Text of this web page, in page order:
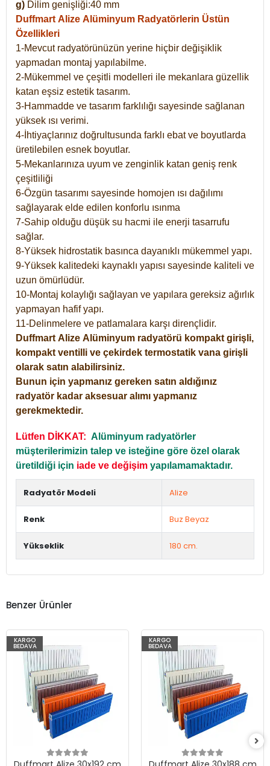
g) Dilim genişliği:40 mm
Duffmart Alize Alüminyum Radyatörlerin Üstün
Özellikleri
1-Mevcut radyatörünüzün yerine hiçbir değişiklik
yapmadan montaj yapılabilme.
2-Mükemmel ve çeşitli modelleri ile mekanlara güzellik
katan eşsiz estetik tasarım.
3-Hammadde ve tasarım farklılığı sayesinde sağlanan
yüksek ısı verimi.
4-İhtiyaçlarınız doğrultusunda farklı ebat ve boyutlarda
üretilebilen esnek boyutlar.
5-Mekanlarınıza uyum ve zenginlik katan geniş renk
çeşitliliği
6-Özgün tasarımı sayesinde homojen ısı dağılımı
sağlayarak elde edilen konforlu ısınma
7-Sahip olduğu düşük su hacmi ile enerji tasarrufu
sağlar.
8-Yüksek hidrostatik basınca dayanıklı mükemmel yapı.
9-Yüksek kalitedeki kaynaklı yapısı sayesinde kaliteli ve
uzun ömürlüdür.
10-Montaj kolaylığı sağlayan ve yapılara gereksiz ağırlık
yapmayan hafif yapı.
11-Delinmelere ve patlamalara karşı dirençlidir.
Duffmart Alize Alüminyum radyatörü kompakt girişli,
kompakt ventilli ve çekirdek termostatik vana girişli
olarak satın alabilirsiniz.
Bunun için yapmanız gereken satın aldığınız
radyatör kadar aksesuar alımı yapmanız
gerekmektedir.
Lütfen DİKKAT: Alüminyum radyatörler
müşterilerimizin talep ve isteğine göre özel olarak
üretildiği için iade ve değişim yapılamamaktadır.
Radyatör Modeli Alize
Renk Buz Beyaz
Yükseklik 180 cm.
Benzer Ürünler
KARGO
BEDAVA
KARGO
BEDAVA